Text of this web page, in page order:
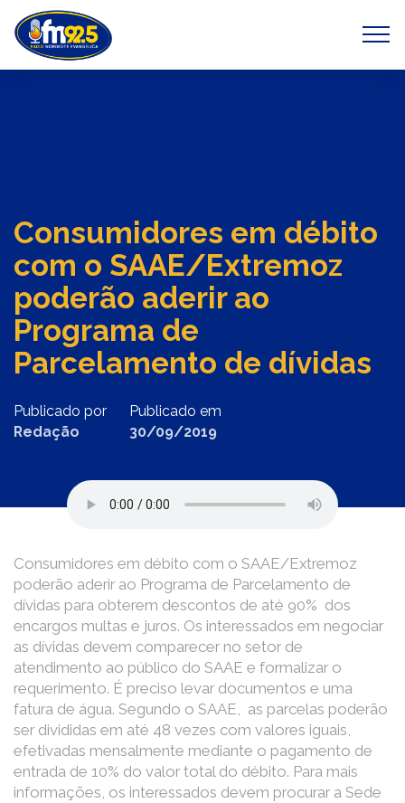
Previous Next
Consumidores em débito
com o SAAE/Extremoz
poderão aderir ao
Programa de
Parcelamento de dívidas
Publicado por
Redação
Publicado em
30/09/2019
Consumidores em débito com o SAAE/Extremoz
poderão aderir ao Programa de Parcelamento de
dívidas para obterem descontos de até 90% dos
encargos multas e juros. Os interessados em negociar
as dívidas devem comparecer no setor de
atendimento ao público do SAAE e formalizar o
requerimento. É preciso levar documentos e uma
fatura de água. Segundo o SAAE, as parcelas poderão
ser divididas em até 48 vezes com valores iguais,
efetivadas mensalmente mediante o pagamento de
entrada de 10% do valor total do débito. Para mais
informações, os interessados devem procurar a Sede